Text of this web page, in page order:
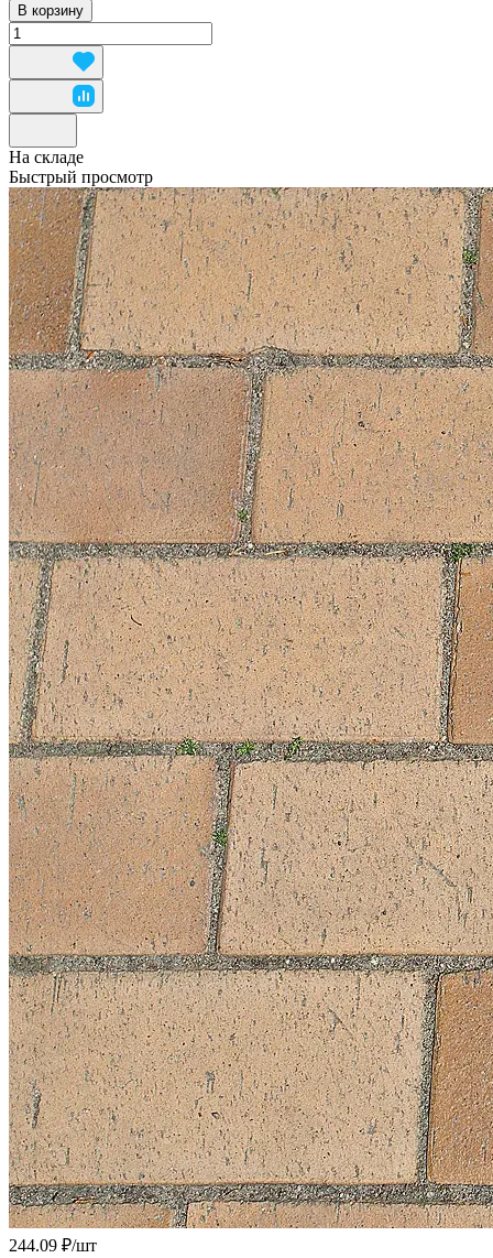
В корзину
На складе
Быстрый просмотр
244.09 ₽/шт